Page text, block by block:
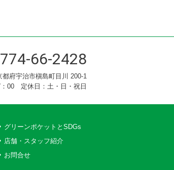
66-2428
都府宇治市槇島町目川 200-1
00 定休日：土・日・祝日
グリーンポケットとSDGs
店舗・スタッフ紹介
お問合せ